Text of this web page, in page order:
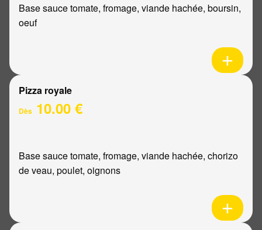
Base sauce tomate, fromage, viande hachée, boursin,
oeuf
Pizza royale
Dès 10.00 €
Base sauce tomate, fromage, viande hachée, chorizo
de veau, poulet, oignons